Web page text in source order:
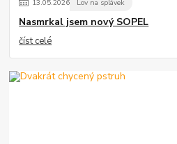
13.05.2026 Lov na splávek
Nasmrkal jsem nový SOPEL
číst celé